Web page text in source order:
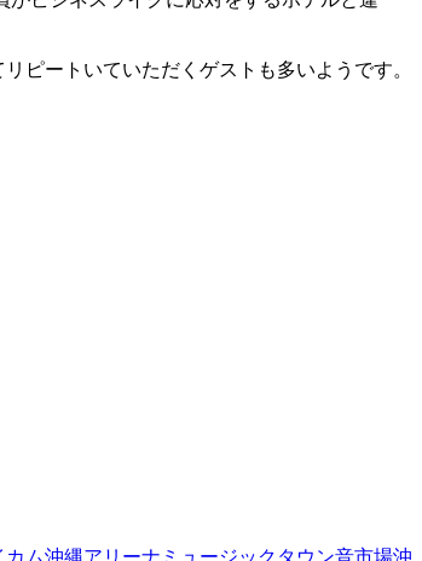
ピートいていただくゲストも多いようです。
カム沖縄アリーナ ミュージックタウン音市場沖